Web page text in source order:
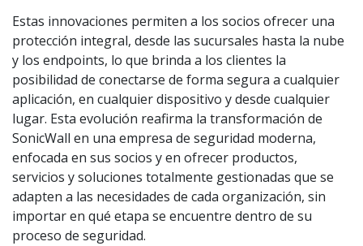
Estas innovaciones permiten a los socios ofrecer una
protección integral, desde las sucursales hasta la nube
y los endpoints, lo que brinda a los clientes la
posibilidad de conectarse de forma segura a cualquier
aplicación, en cualquier dispositivo y desde cualquier
lugar. Esta evolución reafirma la transformación de
SonicWall en una empresa de seguridad moderna,
enfocada en sus socios y en ofrecer productos,
servicios y soluciones totalmente gestionadas que se
adapten a las necesidades de cada organización, sin
importar en qué etapa se encuentre dentro de su
proceso de seguridad.